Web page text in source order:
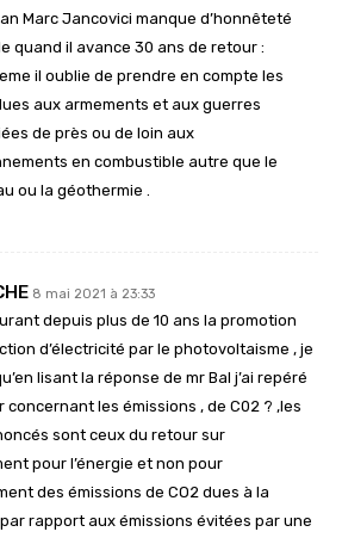
Marc Jancovici manque d’honnêteté
quand il avance 30 ans de retour :
il oublie de prendre en compte les
aux armements et aux guerres
de près ou de loin aux
en combustible autre que le
ou la géothermie .
8 mai 2021 à 23:33
depuis plus de 10 ans la promotion
d’électricité par le photovoltaisme , je
lisant la réponse de mr Bal j’ai repéré
les émissions , de C02 ? ,les
sont ceux du retour sur
pour l’énergie et non pour
des émissions de CO2 dues à la
rapport aux émissions évitées par une